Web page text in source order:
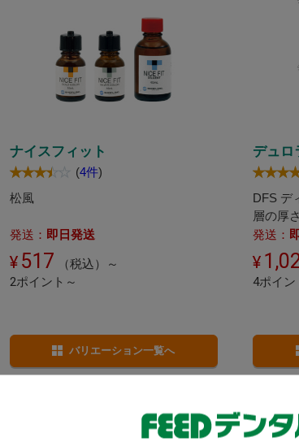
ナイスフィット
(4件)
松風
発送： 即日発送
517
（税込）～
2ポイント～
バリエーション一覧へ
デュロ
DFS デ
層の厚
発送：
4ポイン